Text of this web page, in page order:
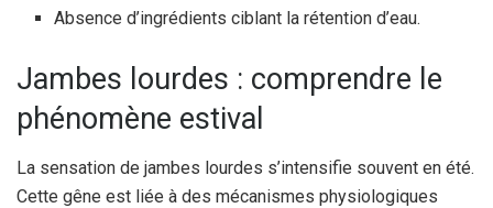
Absence d’ingrédients ciblant la rétention d’eau.
Jambes lourdes : comprendre le
phénomène estival
La sensation de jambes lourdes s’intensifie souvent en été.
Cette gêne est liée à des mécanismes physiologiques